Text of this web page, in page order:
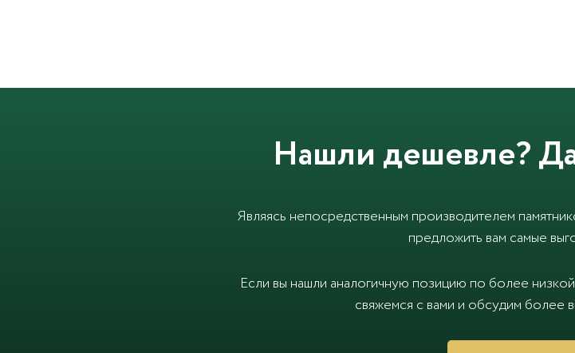
Нашли дешевле?
Являясь непосредственным производителем
предложить вам самые
Если вы нашли аналогичную позицию по более
свяжемся с вами и обсудим более